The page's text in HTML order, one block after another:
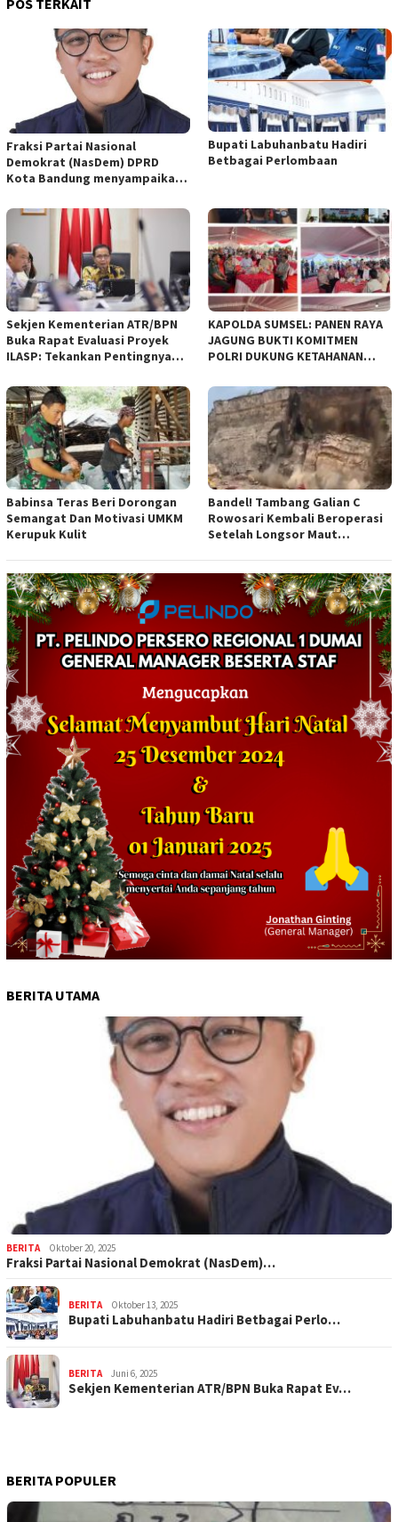
POS TERKAIT
Fraksi Partai Nasional
Demokrat (NasDem) DPRD
Kota Bandung menyampaikan
empat Rancangan Peraturan
Daerah (Raperda) yang
diajukan Pemerintah Kota
Bandung
Bupati Labuhanbatu Hadiri
Betbagai Perlombaan
Sekjen Kementerian ATR/BPN
Buka Rapat Evaluasi Proyek
ILASP: Tekankan Pentingnya
Anggaran
KAPOLDA SUMSEL: PANEN RAYA
JAGUNG BUKTI KOMITMEN
POLRI DUKUNG KETAHANAN
Babinsa Teras Beri Dorongan
Semangat Dan Motivasi UMKM
Kerupuk Kulit
Bandel! Tambang Galian C
Rowosari Kembali Beroperasi
Setelah Longsor Maut
BERITA UTAMA
BERITA Oktober 20, 2025
Fraksi Partai Nasional Demokrat (NasDem)…
BERITA Oktober 13, 2025
Bupati Labuhanbatu Hadiri Betbagai Perlo…
BERITA Juni 6, 2025
Sekjen Kementerian ATR/BPN Buka Rapat Ev…
BERITA POPULER